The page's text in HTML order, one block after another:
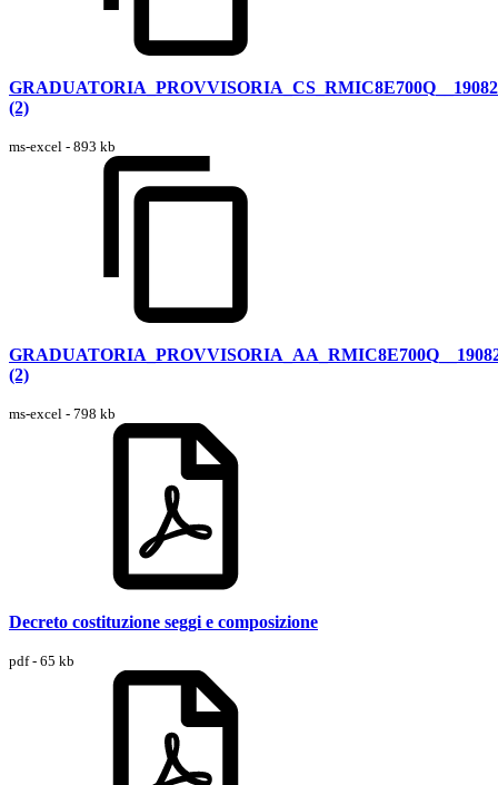
(2)
ms-excel - 893 kb
(2)
ms-excel - 798 kb
Decreto costituzione seggi e composizione
pdf - 65 kb